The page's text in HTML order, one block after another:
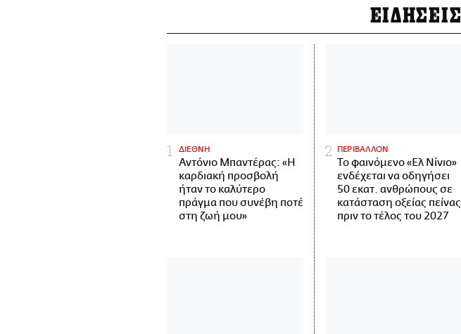
ΕΙΔΗΣΕΙΣ
ΔΙΕΘΝΗ
Αντόνιο Μπαντέρας: «Η
καρδιακή προσβολή
ήταν το καλύτερο
πράγμα που συνέβη ποτέ
στη ζωή μου»
ΠΕΡΙΒΑΛΛΟΝ
Το φαινόμενο «Ελ Νίνιο»
ενδέχεται να οδηγήσει
50 εκατ. ανθρώπους σε
κατάσταση οξείας πείνας
πριν το τέλος του 2027